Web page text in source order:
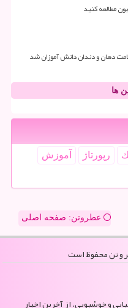
مطالعه کنید
دهان و دندان دانش آموزان شد
ها
رپورتاژ
آموزش
عطروتن: صفحه اصلی
و خوشبویی. از آخرین اخبار